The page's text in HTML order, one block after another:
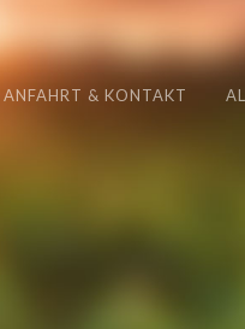
ANFAHRT & KONTAKT